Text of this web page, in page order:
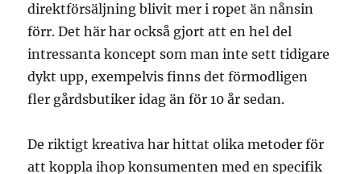
direktförsäljning blivit mer i ropet än nånsin
förr. Det här har också gjort att en hel del
intressanta koncept som man inte sett tidigare
dykt upp, exempelvis finns det förmodligen
fler gårdsbutiker idag än för 10 år sedan.
De riktigt kreativa har hittat olika metoder för
att koppla ihop konsumenten med en specifik